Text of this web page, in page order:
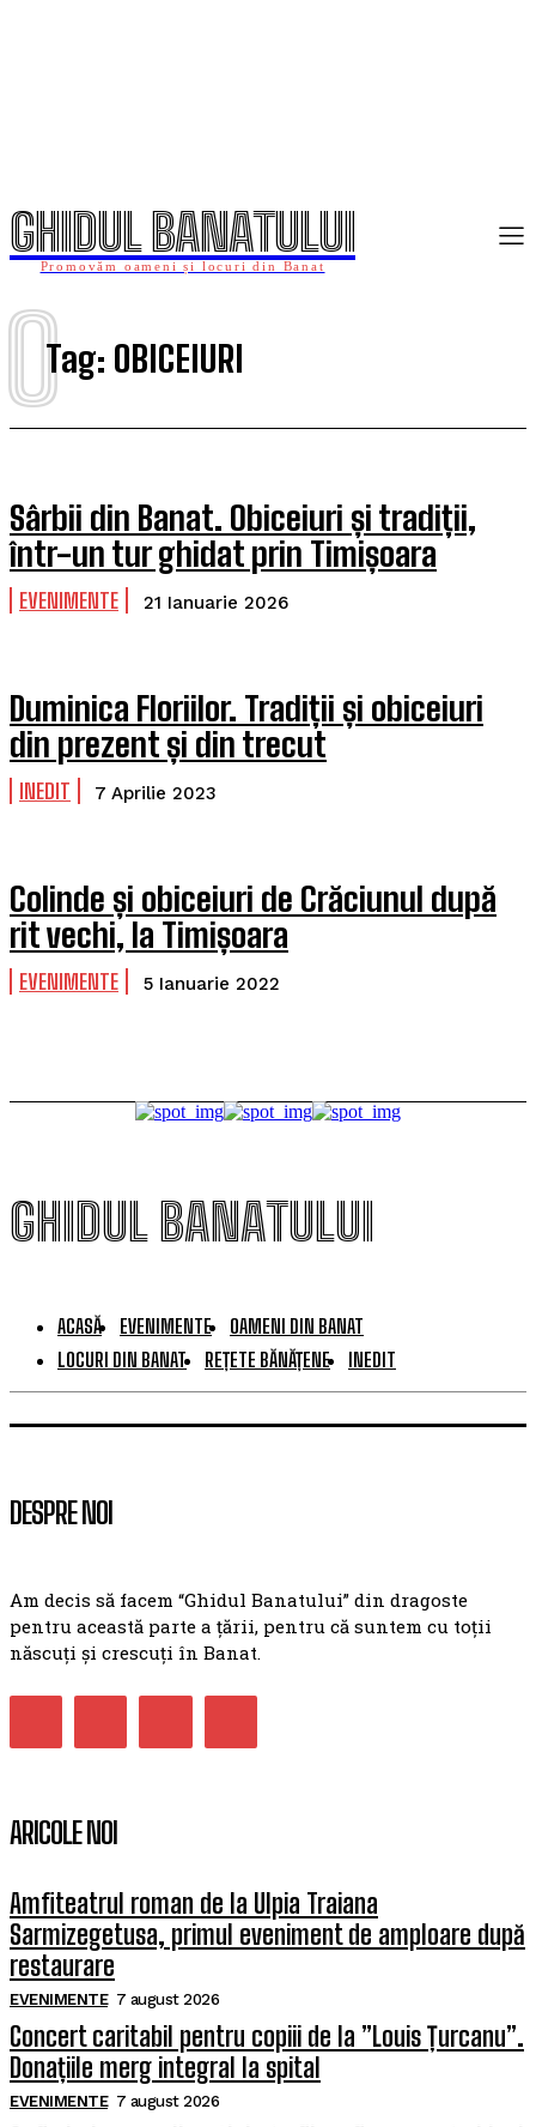
GHIDUL BANATULUI
Promovăm oameni și locuri din Banat
Tag: OBICEIURI
O
Sârbii din Banat. Obiceiuri și tradiții,
într-un tur ghidat prin Timișoara
EVENIMENTE 21 Ianuarie 2026
Duminica Floriilor. Tradiții și obiceiuri
din prezent și din trecut
INEDIT 7 Aprilie 2023
Colinde și obiceiuri de Crăciunul după
rit vechi, la Timișoara
EVENIMENTE 5 Ianuarie 2022
GHIDUL BANATULUI
ACASĂ EVENIMENTE
OAMENI DIN BANAT
LOCURI DIN BANAT
REȚETE BĂNĂȚENE INEDIT
DESPRE NOI
Am decis să facem “Ghidul Banatului” din dragoste
pentru această parte a țării, pentru că suntem cu toții
născuți și crescuți în Banat.
ARICOLE NOI
Amfiteatrul roman de la Ulpia Traiana
Sarmizegetusa, primul eveniment de amploare după
restaurare
EVENIMENTE 7 august 2026
Concert caritabil pentru copiii de la ”Louis Țurcanu”.
Donațiile merg integral la spital
EVENIMENTE 7 august 2026